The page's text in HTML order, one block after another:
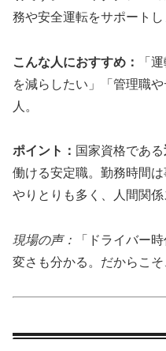
務や安全運転をサポートし
こんな人におすすめ：
「
を減らしたい」「管理職
人。
ポイント： 国家資格である
働ける安定職。勤務時間
やりとりも多く、人間関係
現場の声：
「ドライバー
変さも分かる。だからこ